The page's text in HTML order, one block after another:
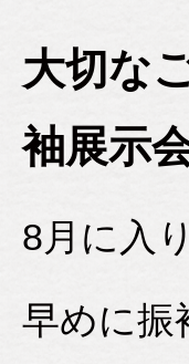
大切な
袖展示
8月に入
早めに振